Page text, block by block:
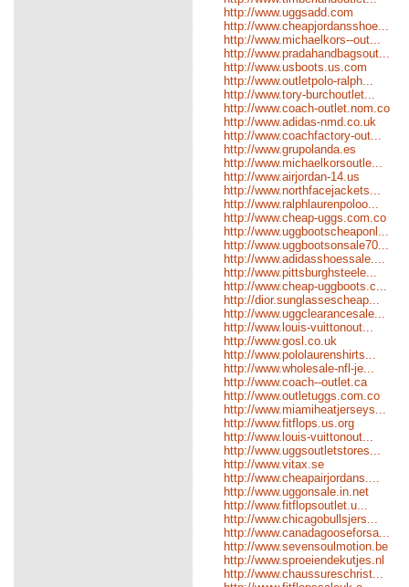
http://www.uggsadd.com
http://www.cheapjordansshoe...
http://www.michaelkors--out...
http://www.pradahandbagsout...
http://www.usboots.us.com
http://www.outletpolo-ralph...
http://www.tory-burchoutlet...
http://www.coach-outlet.nom.co
http://www.adidas-nmd.co.uk
http://www.coachfactory-out...
http://www.grupolanda.es
http://www.michaelkorsoutle...
http://www.airjordan-14.us
http://www.northfacejackets...
http://www.ralphlaurenpoloo...
http://www.cheap-uggs.com.co
http://www.uggbootscheaponl...
http://www.uggbootsonsale70...
http://www.adidasshoessale....
http://www.pittsburghsteele...
http://www.cheap-uggboots.c...
http://dior.sunglassescheap...
http://www.uggclearancesale...
http://www.louis-vuittonout...
http://www.gosl.co.uk
http://www.pololaurenshirts...
http://www.wholesale-nfl-je...
http://www.coach--outlet.ca
http://www.outletuggs.com.co
http://www.miamiheatjerseys...
http://www.fitflops.us.org
http://www.louis-vuittonout...
http://www.uggsoutletstores...
http://www.vitax.se
http://www.cheapairjordans....
http://www.uggonsale.in.net
http://www.fitflopsoutlet.u...
http://www.chicagobullsjers...
http://www.canadagooseforsa...
http://www.sevensoulmotion.be
http://www.sproeiendekutjes.nl
http://www.chaussureschrist...